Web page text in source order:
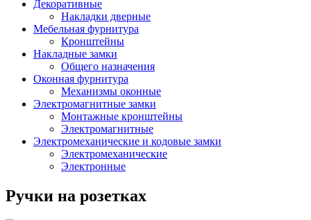
Декоративные
Накладки дверные
Мебельная фурнитура
Кронштейны
Накладные замки
Общего назначения
Оконная фурнитура
Механизмы оконные
Электромагнитные замки
Монтажные кронштейны
Электромагнитные
Электромеханические и кодовые замки
Электромеханические
Электронные
Ручки на розетках